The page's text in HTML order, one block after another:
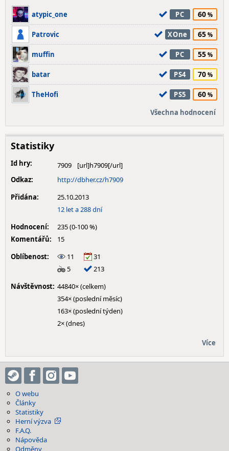
atypic_one PC 60
Patrovic XOne 65
muffin PC 55
batar PS4 70
TheHofi PS5 60
Všechna hodnocení
Statistiky
Id hry:
7909
Odkaz:
http://dbher.cz/h7909
Přidána:
25.10.2013
12 let a 288 dní
Hodnocení:
235 (0-100 %)
Komentářů:
15
Oblíbenost:
11
31
5
213
Návštěvnost: 44840× (celkem)
354× (poslední měsíc)
163× (poslední týden)
2× (dnes)
Více
O webu
Články
Statistiky
Herní výzva
F.A.Q.
Nápověda
Odměny